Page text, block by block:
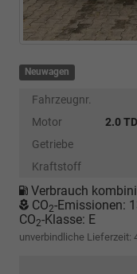
Neuwagen
Fahrzeugnr.
Motor
2.0
Getriebe
Kraftstoff
Verbrauch
CO2-Emissionen:
CO2-Klasse: E
unverbindliche Lieferzeit: